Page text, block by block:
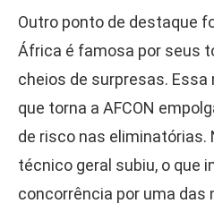
Outro ponto de destaque
África é famosa por seus
cheios de surpresas.
que torna a AFCON
de risco nas eliminatórias.
técnico geral subiu, o que
concorrência por uma das